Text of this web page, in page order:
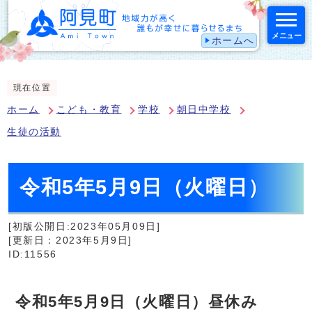
ホームへ メニュー
現在位置
ホーム こども・教育 学校 朝日中学校
生徒の活動
令和5年5月9日（火曜日）
[初版公開日:2023年05月09日]
[更新日：2023年5月9日]
ID:11556
令和5年5月9日（火曜日）昼休み